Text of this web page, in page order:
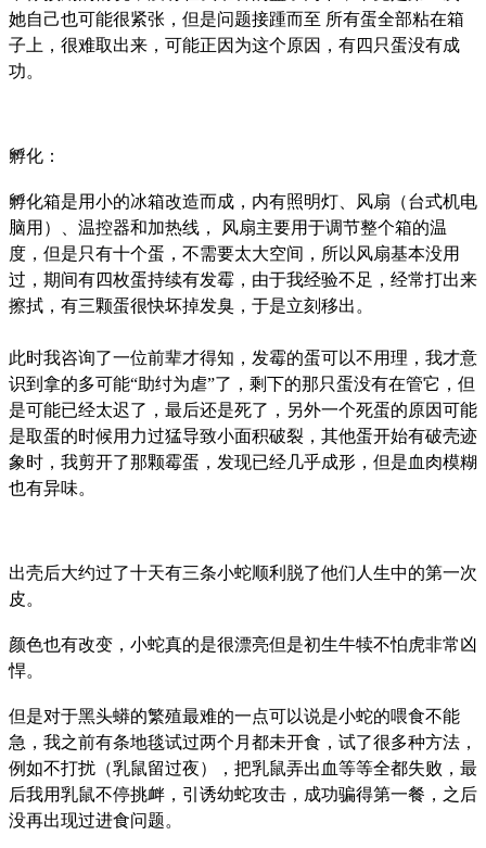
她自己也可能很紧张，但是问题接踵而至 所有蛋全部粘在箱
子上，很难取出来，可能正因为这个原因，有四只蛋没有成
功。
孵化：
孵化箱是用小的冰箱改造而成，内有照明灯、风扇（台式机电
脑用）、温控器和加热线， 风扇主要用于调节整个箱的温
度，但是只有十个蛋，不需要太大空间，所以风扇基本没用
过，期间有四枚蛋持续有发霉，由于我经验不足，经常打出来
擦拭，有三颗蛋很快坏掉发臭，于是立刻移出。
此时我咨询了一位前辈才得知，发霉的蛋可以不用理，我才意
识到拿的多可能“助纣为虐”了，剩下的那只蛋没有在管它，但
是可能已经太迟了，最后还是死了，另外一个死蛋的原因可能
是取蛋的时候用力过猛导致小面积破裂，其他蛋开始有破壳迹
象时，我剪开了那颗霉蛋，发现已经几乎成形，但是血肉模糊
也有异味。
出壳后大约过了十天有三条小蛇顺利脱了他们人生中的第一次
皮。
颜色也有改变，小蛇真的是很漂亮但是初生牛犊不怕虎非常凶
悍。
但是对于黑头蟒的繁殖最难的一点可以说是小蛇的喂食不能
急，我之前有条地毯试过两个月都未开食，试了很多种方法，
例如不打扰（乳鼠留过夜），把乳鼠弄出血等等全都失败，最
后我用乳鼠不停挑衅，引诱幼蛇攻击，成功骗得第一餐，之后
没再出现过进食问题。